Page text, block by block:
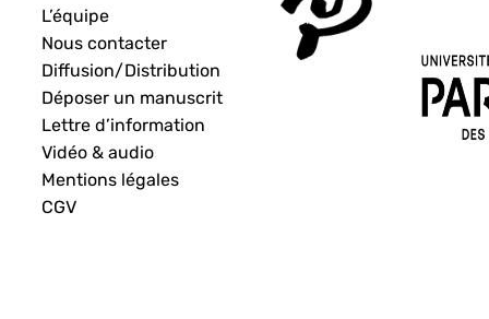
L’équipe
Nous contacter
Diffusion/Distribution
Déposer un manuscrit
Lettre d’information
Vidéo & audio
Mentions légales
CGV